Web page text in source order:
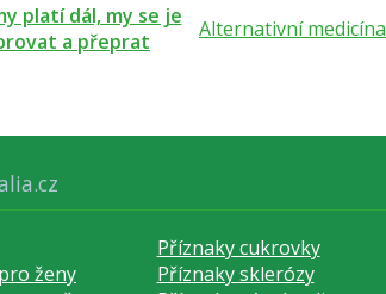
platí dál, my se je
a přeprat
Alternativní medicína
Příznaky cukrovky
ženy
Příznaky sklerózy